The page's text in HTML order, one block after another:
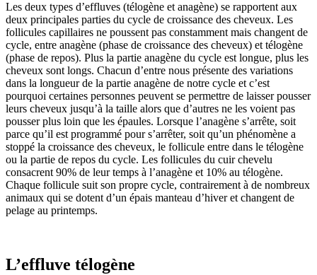
Les deux types d’effluves (télogène et anagène) se rapportent aux
deux principales parties du cycle de croissance des cheveux. Les
follicules capillaires ne poussent pas constamment mais changent de
cycle, entre anagène (phase de croissance des cheveux) et télogène
(phase de repos). Plus la partie anagène du cycle est longue, plus les
cheveux sont longs. Chacun d’entre nous présente des variations
dans la longueur de la partie anagène de notre cycle et c’est
pourquoi certaines personnes peuvent se permettre de laisser pousser
leurs cheveux jusqu’à la taille alors que d’autres ne les voient pas
pousser plus loin que les épaules. Lorsque l’anagène s’arrête, soit
parce qu’il est programmé pour s’arrêter, soit qu’un phénomène a
stoppé la croissance des cheveux, le follicule entre dans le télogène
ou la partie de repos du cycle. Les follicules du cuir chevelu
consacrent 90% de leur temps à l’anagène et 10% au télogène.
Chaque follicule suit son propre cycle, contrairement à de nombreux
animaux qui se dotent d’un épais manteau d’hiver et changent de
pelage au printemps.
L’effluve télogène